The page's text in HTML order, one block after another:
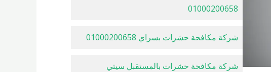
01000200658
شركة مكافحة حشرات بسراي 01000200658
شركة مكافحة حشرات بالمستقبل سيتي